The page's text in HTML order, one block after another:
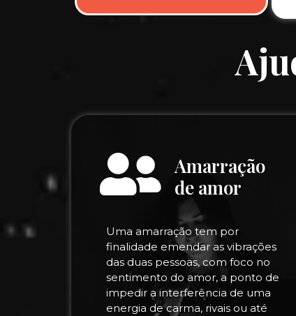
Amarração
de amor
Uma amarração tem por
finalidade emendar as vibrações
das duas pessoas, com foco no
sentimento do amor, a ponto de
impedir a interferência de uma
energia de carma, rivais ou até